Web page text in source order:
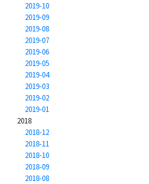
2019-10
2019-09
2019-08
2019-07
2019-06
2019-05
2019-04
2019-03
2019-02
2019-01
2018
2018-12
2018-11
2018-10
2018-09
2018-08